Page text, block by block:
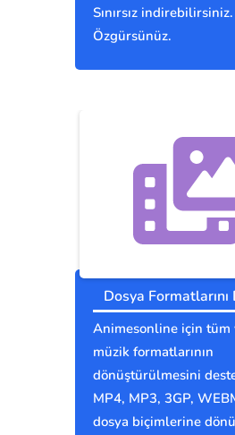
Sınırsız indirebilirsiniz.
Özgürsünüz.
Dosya
Animesonline için tüm
müzik formatlarının
dönüştürülmesini
MP4, MP3, 3GP,
dosya biçimlerine